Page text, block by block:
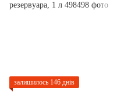
залишилось 146 днів